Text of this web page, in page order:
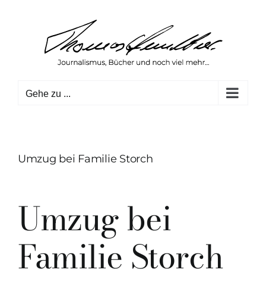
springen
Gehe zu ...
Umzug bei Familie Storch
Umzug bei
Familie Storch